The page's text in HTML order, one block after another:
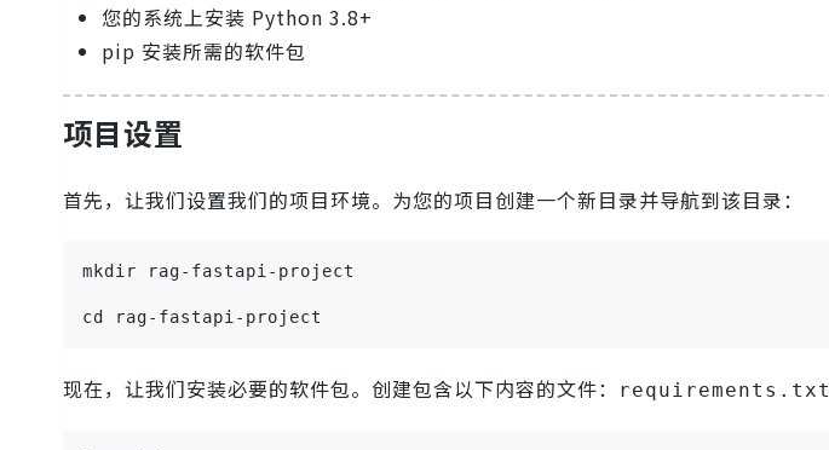
您的系统上安装 Python 3.8+
pip 安装所需的软件包
项目设置
首先，让我们设置我们的项目环境。为您的项目创建一个新目录并导航到该目录：
mkdir rag-fastapi-project
cd rag-fastapi-project
现在，让我们安装必要的软件包。创建包含以下内容的文件： requirements.txt